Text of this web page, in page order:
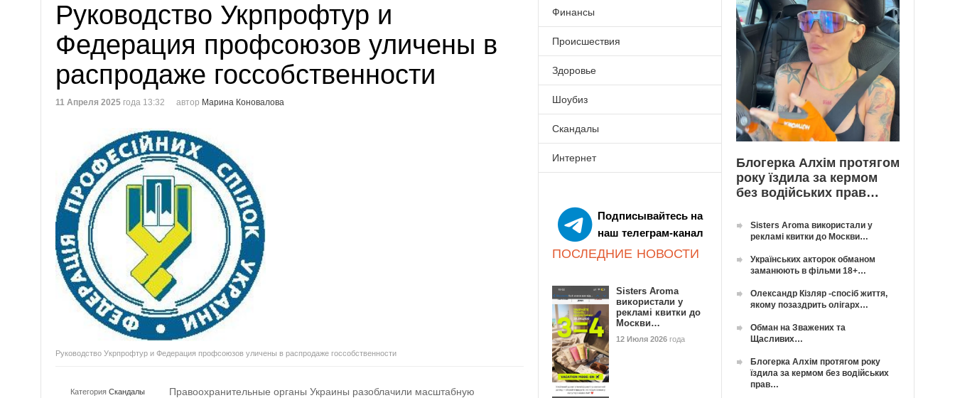
Руководство Укрпрофтур и
Федерация профсоюзов уличены в
распродаже госсобственности
11 Апреля 2025 года 13:32 автор Марина Коновалова
Руководство Укрпрофтур и Федерация профсоюзов уличены в распродаже госсобственности
Категория Скандалы
Правоохранительные органы Украины разоблачили масштабную
Финансы
Происшествия
Здоровье
Шоубиз
Скандалы
Интернет
Подписывайтесь на
наш телеграм-канал
ПОСЛЕДНИЕ НОВОСТИ
Sisters Aroma
використали у
рекламі квитки до
Москви…
12 Июля 2026 года
Блогерка Алхім протягом
року їздила за кермом
без водійських прав…
Sisters Aroma використали у
рекламі квитки до Москви…
Українських акторок обманом
заманюють в фільми 18+…
Олександр Кізляр -спосіб життя,
якому позаздрить олігарх…
Обман на Зважених та
Щасливих…
Блогерка Алхім протягом року
їздила за кермом без водійських
прав…